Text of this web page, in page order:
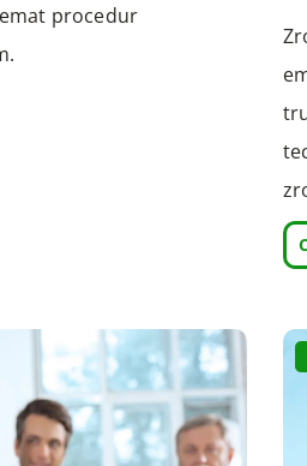
procedur